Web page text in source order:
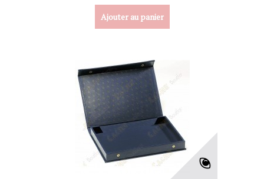
Ajouter au panier